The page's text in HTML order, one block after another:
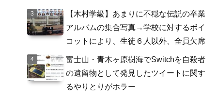
【木村学級】あまりに不穏な伝説の卒業
アルバムの集合写真→学校に対するボイ
コットにより、生徒６人以外、全員欠席
富士山・青木ヶ原樹海でSwitchを自殺者
の遺留物として発見したツイートに関す
るやりとりがホラー